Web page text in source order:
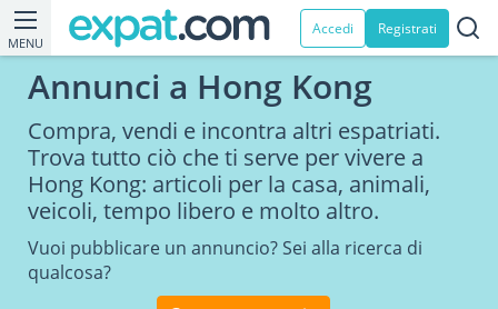
MENU
Accedi Registrati
Annunci a Hong Kong
Compra, vendi e incontra altri espatriati.
Trova tutto ciò che ti serve per vivere a
Hong Kong: articoli per la casa, animali,
veicoli, tempo libero e molto altro.
Vuoi pubblicare un annuncio? Sei alla ricerca di
qualcosa?